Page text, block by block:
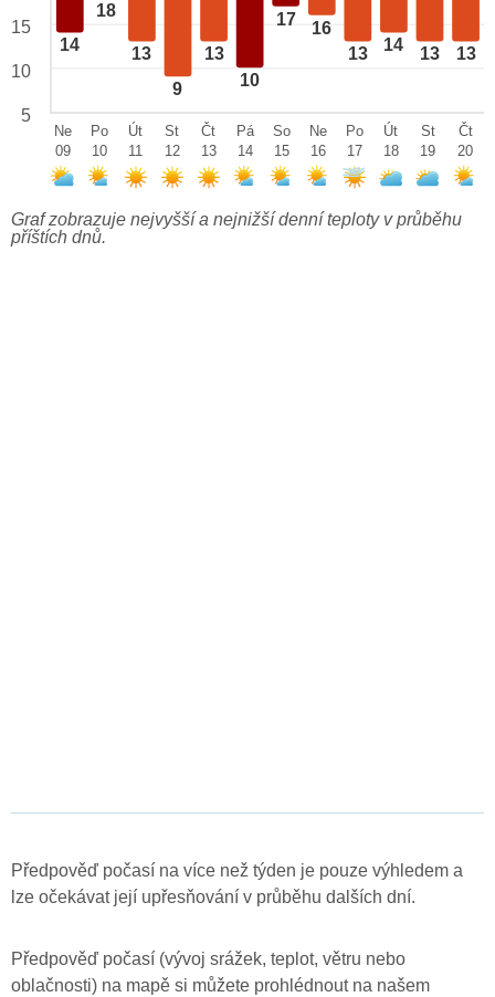
14
18
13
9
13
10
17 16
13 14 13 13
15
10
5
Ne
09
Po
10
Út
11
St
12
Čt
13
Pá
14
So
15
Ne
16
Po
17
Út
18
St
19
Čt
20
Graf zobrazuje nejvyšší a nejnižší denní teploty v průběhu
příštích dnů.
Předpověď počasí na více než týden je pouze výhledem a
lze očekávat její upřesňování v průběhu dalších dní.
Předpověď počasí (vývoj srážek, teplot, větru nebo
oblačnosti) na mapě si můžete prohlédnout na našem